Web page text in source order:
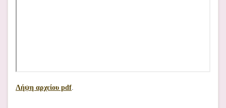
Λήψη αρχείου pdf.